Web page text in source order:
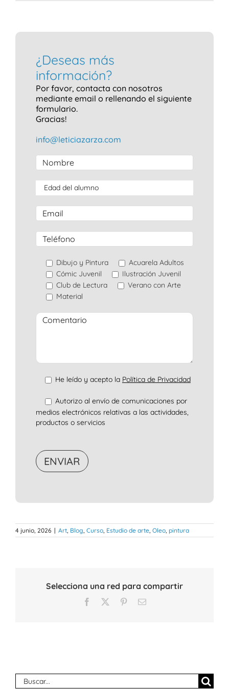
¿Deseas más
información?
Por favor, contacta con nosotros
mediante email o rellenando el siguiente
formulario.
Gracias!
info@leticiazarza.com
Dibujo y Pintura
Acuarela Adultos
Cómic Juvenil
Ilustración Juvenil
Club de Lectura
Verano con Arte
Material
He leído y acepto la Política de Privacidad
Autorizo al envío de comunicaciones por
medios electrónicos relativas a las actividades,
productos o servicios
4 junio, 2026 | Art Blog Curso Estudio de arte Oleo pintura
Selecciona una red para compartir
Facebook PinterestCorreo
Buscar: